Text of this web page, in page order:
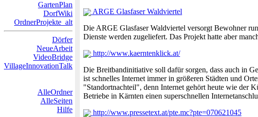
GartenPlan
DorfWiki
OrdnerProjekte_alt
Dörfer
NeueArbeit
VideoBridge
VillageInnovationTalk
AlleOrdner
AlleSeiten
Hilfe
ARGE Glasfaser Waldviertel
Die ARGE Glasfaser Waldviertel versorgt Bewohner
Dienste werden zugeliefert. Das Projekt hatte aber
http://www.kaerntenklick.at/
Die Breitbandinitiative soll dafür sorgen, dass auch in
ist schnelles Internet immer in größeren Städten und
"Standortnachteil", denn Internet gehört heute wie der
Betriebe in Kärnten einen superschnellen
http://www.pressetext.at/pte.mc?pte=070621045